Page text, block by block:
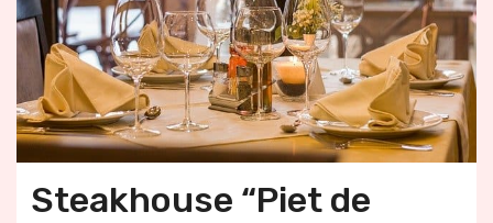
Steakhouse “Piet de